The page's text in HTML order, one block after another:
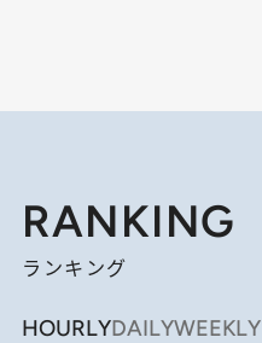
RANKING
ランキング
HOURLYDAILYWEEKLY